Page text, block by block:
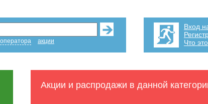
акции
Вход
Что
Акции и распродажи в данной